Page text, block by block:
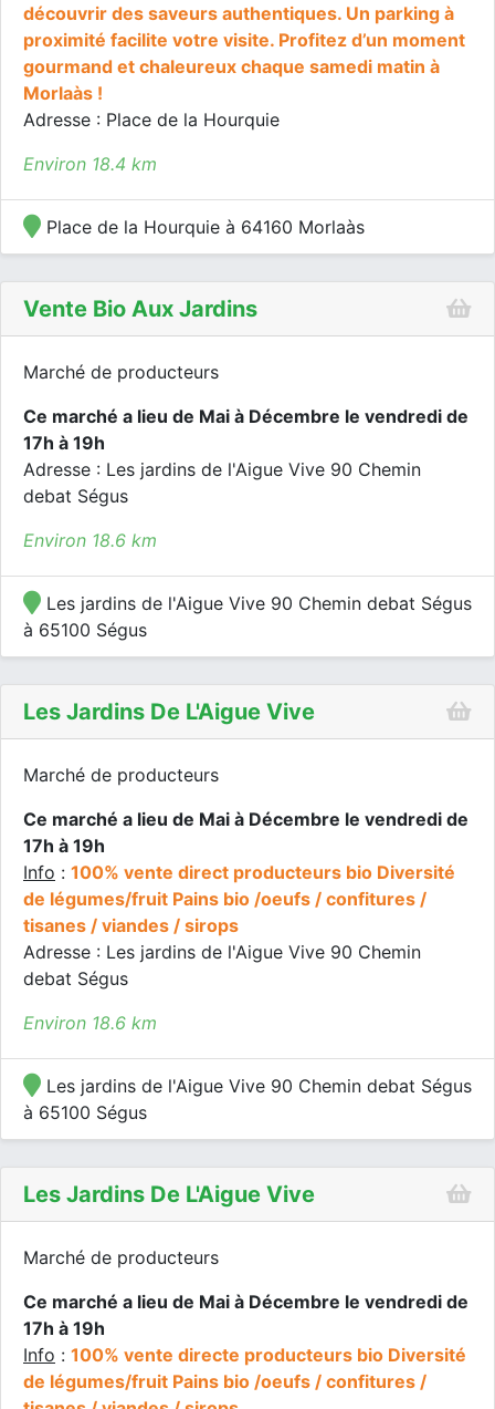
découvrir des saveurs authentiques. Un parking à
proximité facilite votre visite. Profitez d’un moment
gourmand et chaleureux chaque samedi matin à
Morlaàs !
Adresse : Place de la Hourquie
Environ 18.4 km
Place de la Hourquie à 64160 Morlaàs
Vente Bio Aux Jardins
Marché de producteurs
Ce marché a lieu de Mai à Décembre le vendredi de
17h à 19h
Adresse : Les jardins de l'Aigue Vive 90 Chemin
debat Ségus
Environ 18.6 km
Les jardins de l'Aigue Vive 90 Chemin debat Ségus
à 65100 Ségus
Les Jardins De L'Aigue Vive
Marché de producteurs
Ce marché a lieu de Mai à Décembre le vendredi de
17h à 19h
Info : 100% vente direct producteurs bio Diversité
de légumes/fruit Pains bio /oeufs / confitures /
tisanes / viandes / sirops
Adresse : Les jardins de l'Aigue Vive 90 Chemin
debat Ségus
Environ 18.6 km
Les jardins de l'Aigue Vive 90 Chemin debat Ségus
à 65100 Ségus
Les Jardins De L'Aigue Vive
Marché de producteurs
Ce marché a lieu de Mai à Décembre le vendredi de
17h à 19h
Info : 100% vente directe producteurs bio Diversité
de légumes/fruit Pains bio /oeufs / confitures /